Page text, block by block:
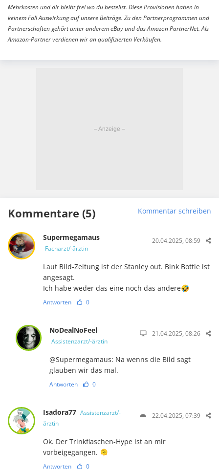
Mehrkosten und dir bleibt frei wo du bestellst. Diese Provisionen haben in
keinem Fall Auswirkung auf unsere Beiträge. Zu den Partnerprogrammen und
Partnerschaften gehört unter anderem eBay und das Amazon PartnerNet. Als
Amazon-Partner verdienen wir an qualifizierten Verkäufen.
Kommentare (5) Kommentar schreiben
Supermegamaus
Facharzt/-ärztin
20.04.2025, 08:59
Laut Bild-Zeitung ist der Stanley out. Bink Bottle ist
angesagt.
Ich habe weder das eine noch das andere🤣
Antworten 0
NoDealNoFeel
Assistenzarzt/-ärztin
21.04.2025, 08:26
@Supermegamaus: Na wenns die Bild sagt
glauben wir das mal.
Antworten 0
Isadora77 Assistenzarzt/-
ärztin
22.04.2025, 07:39
Ok. Der Trinkflaschen-Hype ist an mir
vorbeigegangen. 🫠
Antworten 0